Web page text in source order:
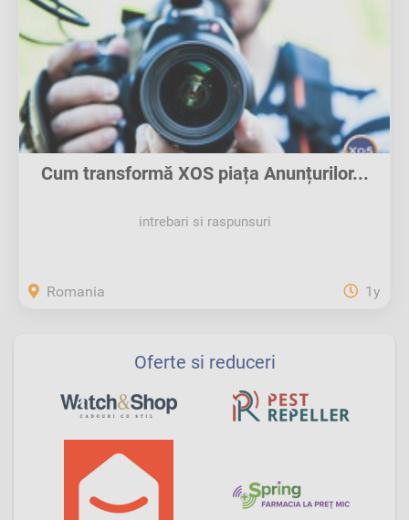
Cum transformă XOS piața Anunțurilor...
intrebari si raspunsuri
Romania 1y
Oferte si reduceri